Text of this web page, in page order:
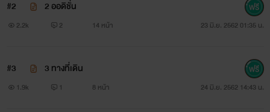
#2 2 ออดิชั่น
2.2k 2 14 หน้า 23 มิ.ย. 2562 01:35 น.
#3 3 ทางที่เดิน
1.9k 1 8 หน้า 24 มิ.ย. 2562 14:43 น.